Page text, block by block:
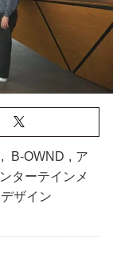
, B-OWND , ア
ターテインメ
ザイン